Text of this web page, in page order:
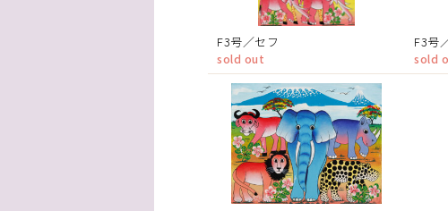
F3号／セフ
sold out
F3号
sold